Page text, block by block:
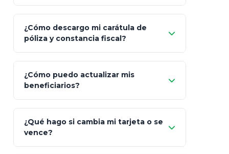
¿Cómo descargo mi carátula de
póliza y constancia fiscal?
"Mis Pólizas" > "Documentos"
¿Cómo puedo actualizar mis
beneficiarios?
¿Qué hago si cambia mi tarjeta o se
vence?